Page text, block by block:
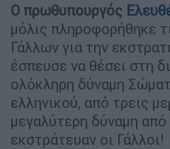
Ο πρωθυπουργός
μόλις πληροφορήθηκε
Γάλλων για την
έσπευσε να θέσει στη
ολόκληρη δύναμη
ελληνικού, από τρεις
μεγαλύτερη δύναμη από
εκστράτευαν οι Γάλλοι!